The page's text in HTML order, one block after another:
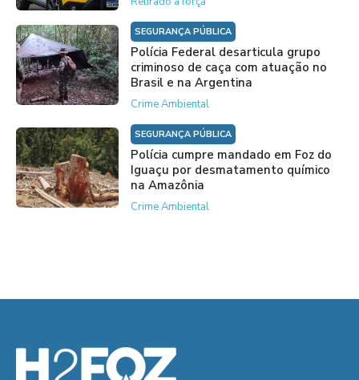
SEGURANÇA PÚBLICA
Polícia Federal desarticula grupo
criminoso de caça com atuação no
Brasil e na Argentina
Crime Ambiental
SEGURANÇA PÚBLICA
Polícia cumpre mandado em Foz do
Iguaçu por desmatamento químico
na Amazônia
Crime Ambiental